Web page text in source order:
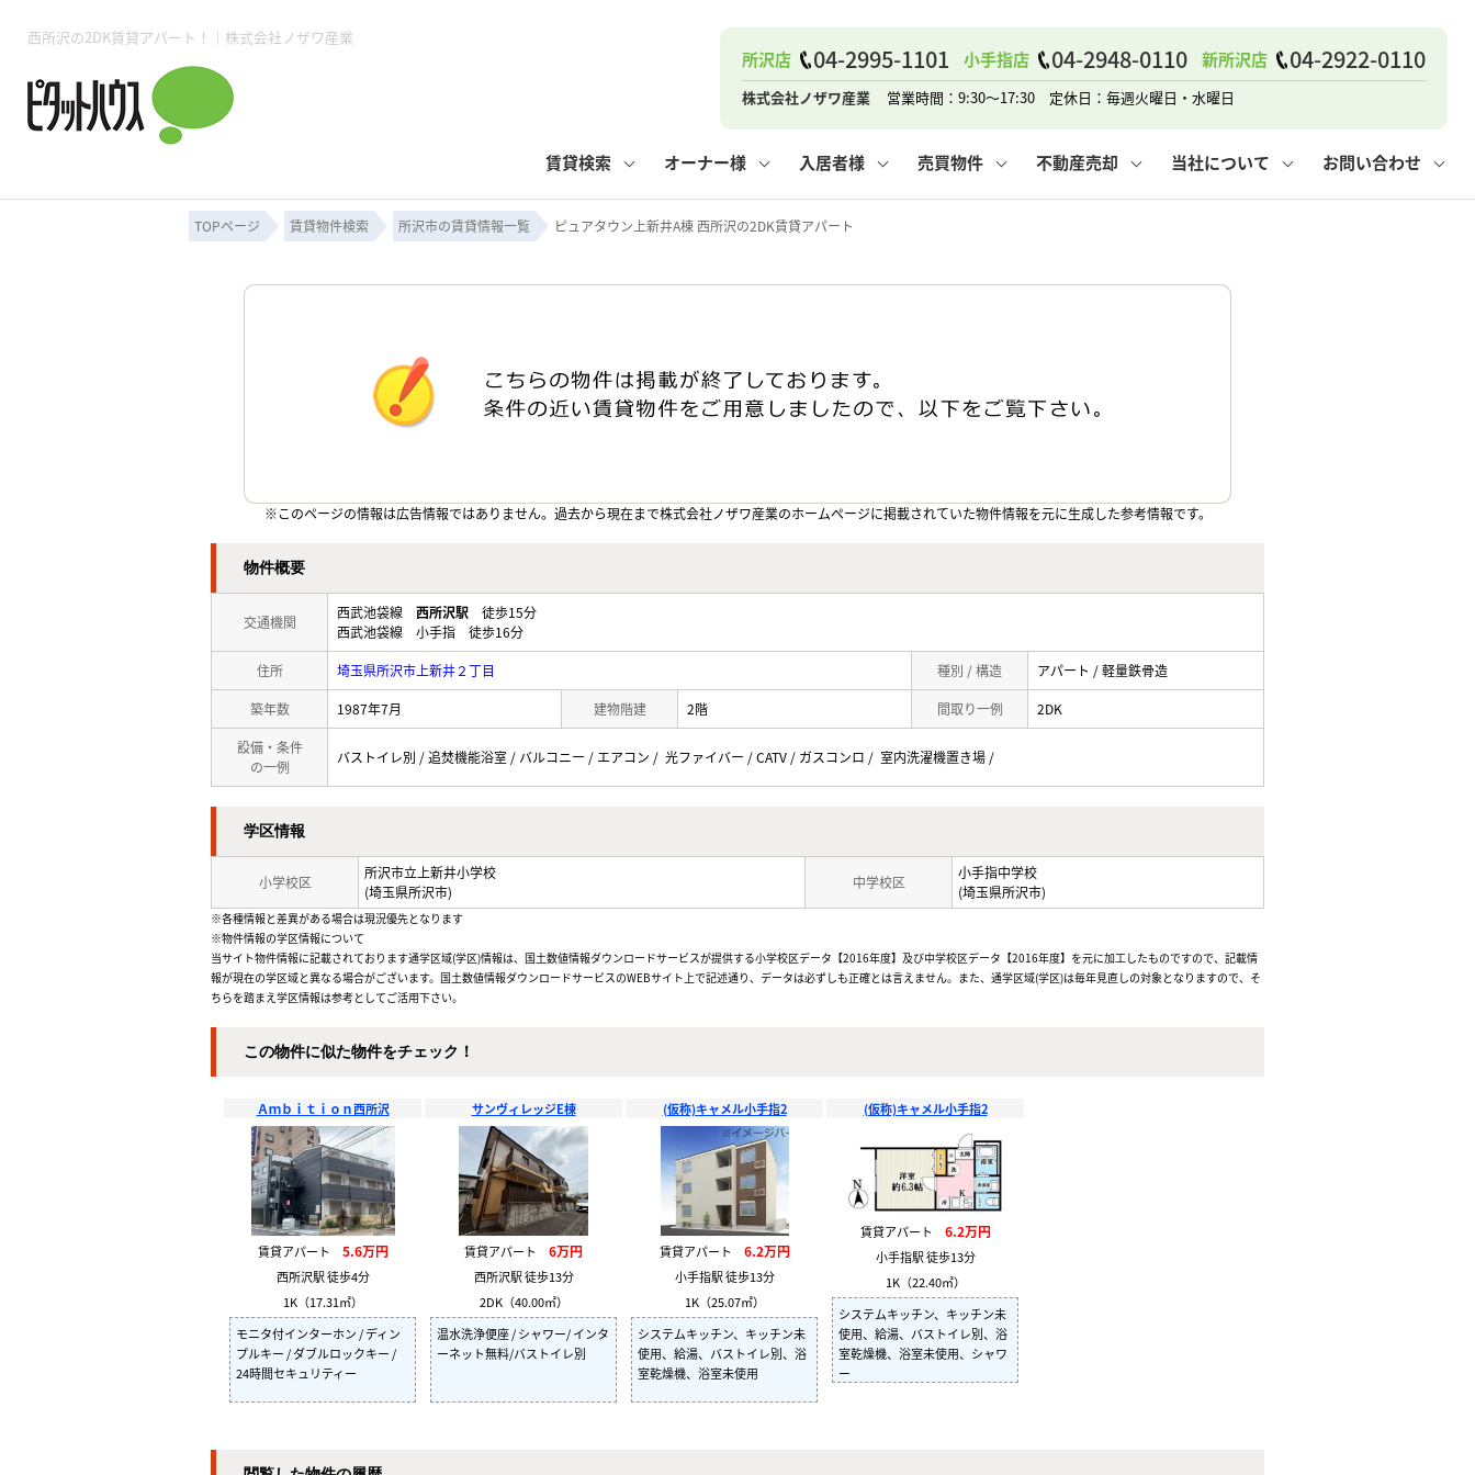
西所沢の2DK賃貸アパート！｜株式会社ノザワ産業
所沢店 04-2995-1101 小手指店 04-2948-0110 新所沢店 04-2922-0110
株式会社ノザワ産業 営業時間：9:30～17:30 定休日：毎週火曜日・水曜日
賃貸検索 オーナー様 入居者様 売買物件 不動産売却
売却の流れ
当社について お問い合わせ
所沢賃貸TOP 閲覧履歴 保存した検索条件
月極駐車場 事業用物件 コンテナ
賃貸管理業務 管理のご依頼
入居者様用ページTOP 住まいのトラブルQ&A お住まいの解約手続き その他の問合せ
売買物件一覧 よくある質問 マンションVS戸建て 賃貸vs持ち家
無料売却査定 媒介契約の種類 売却時の諸費用 仲介と買取の違い
必要な書類
会社概要 スタッフブログ 個人情報保護方針
ピタットハウス所沢店 ピタットハウス小手指店
ご来店予約
TOPページ 賃貸物件検索 所沢市の賃貸情報一覧 ピュアタウン上新井A棟 西所沢の2DK賃貸アパート
※このページの情報は広告情報ではありません。過去から現在まで株式会社ノザワ産業のホームぺージに掲載されていた物件情報を元に生成した参考情報です。
物件概要
交通機関
西武池袋線 西所沢駅 徒歩15分
西武池袋線 小手指 徒歩16分
住所 埼玉県所沢市上新井２丁目 種別 / 構造 アパート / 軽量鉄骨造
築年数 1987年7月 建物階建 2階 間取り一例 2DK
設備・条件
の一例
バストイレ別 / 追焚機能浴室 / バルコニー / エアコン / 光ファイバー / CATV / ガスコンロ / 室内洗濯機置き場 /
学区情報
小学校区
所沢市立上新井小学校
(埼玉県所沢市)
中学校区
小手指中学校
(埼玉県所沢市)
※各種情報と差異がある場合は現況優先となります
※物件情報の学区情報について
当サイト物件情報に記載されております通学区域(学区)情報は、国土数値情報ダウンロードサービスが提供する小学校区データ【2016年度】及び中学校区データ【2016年度】を元に加工したものですので、記載情
報が現在の学区域と異なる場合がございます。国土数値情報ダウンロードサービスのWEBサイト上で記述通り、データは必ずしも正確とは言えません。また、通学区域(学区)は毎年見直しの対象となりますので、そ
ちらを踏まえ学区情報は参考としてご活用下さい。
この物件に似た物件をチェック！
Ａｍｂｉｔｉｏｎ西所沢
賃貸アパート 5.6万円
西所沢駅 徒歩4分
1K（17.31㎡）
モニタ付インターホン / ディン
プルキー / ダブルロックキー /
24時間セキュリティー
サンヴィレッジE棟
賃貸アパート 6万円
西所沢駅 徒歩13分
2DK（40.00㎡）
温水洗浄便座 / シャワー/ インタ
ーネット無料/バストイレ別
(仮称)キャメル小手指2
賃貸アパート 6.2万円
小手指駅 徒歩13分
1K（25.07㎡）
システムキッチン、キッチン未
使用、給湯、バストイレ別、浴
室乾燥機、浴室未使用
(仮称)キャメル小手指2
賃貸アパート 6.2万円
小手指駅 徒歩13分
1K（22.40㎡）
システムキッチン、キッチン未
使用、給湯、バストイレ別、浴
室乾燥機、浴室未使用、シャワ
ー